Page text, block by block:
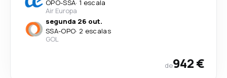
OPO-SSA· 1 escala
Air Europa
segunda 26 out.
SSA-OPO· 2 escalas
GOL
de942 €